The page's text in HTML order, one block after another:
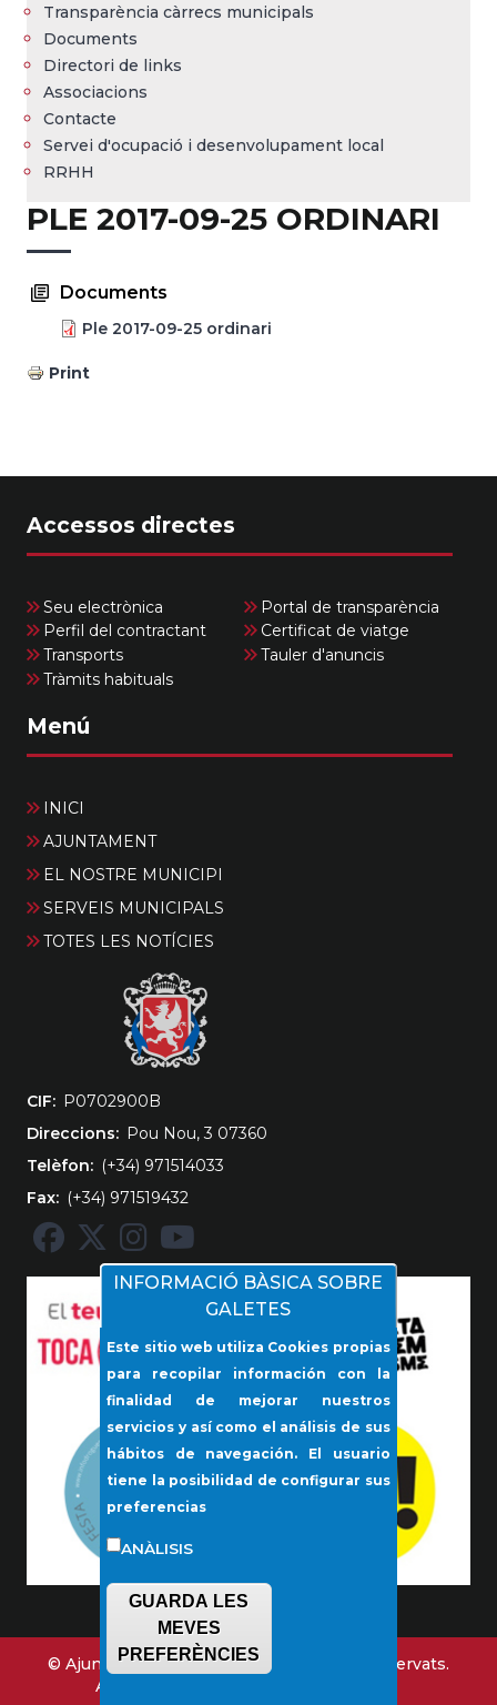
Transparència càrrecs municipals
Documents
Directori de links
Associacions
Contacte
Servei d'ocupació i desenvolupament local
RRHH
PLE 2017-09-25 ORDINARI
Documents
Ple 2017-09-25 ordinari
Print
Accessos directes
Seu electrònica
Portal de transparència
Perfil del contractant
Certificat de viatge
Transports
Tauler d'anuncis
Tràmits habituals
Menú
INICI
AJUNTAMENT
EL NOSTRE MUNICIPI
SERVEIS MUNICIPALS
TOTES LES NOTÍCIES
CIF
‎P0702900B
Direccions
Pou Nou, 3 07360
Telèfon
(+34) 971514033
Fax
(+34) 971519432
© Ajuntament de Lloseta. Tots els drets reservats.
Avís legal
INFORMACIÓ BÀSICA SOBRE
GALETES
Este sitio web utiliza Cookies propias
para recopilar información con la
finalidad de mejorar nuestros
servicios y así como el análisis de sus
hábitos de navegación. El usuario
tiene la posibilidad de configurar sus
preferencias
ANÀLISIS
GUARDA LES
MEVES
PREFERÈNCIES